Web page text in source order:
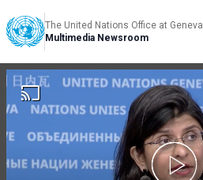
The United Nations Office at Geneva
Multimedia Newsroom